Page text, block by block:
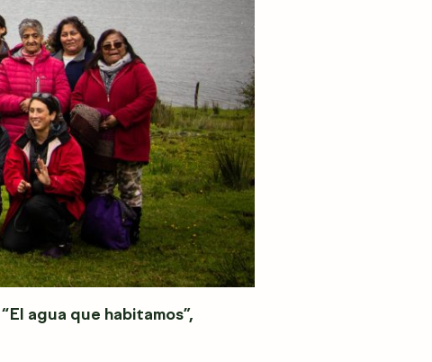
agua que habitamos”,